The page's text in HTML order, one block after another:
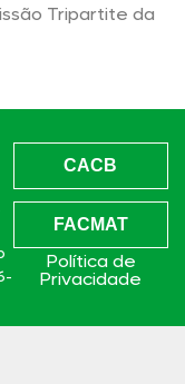
Tripartite da
CACB
FACMAT
Política de
Privacidade